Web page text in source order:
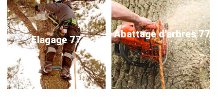
Elagage 77 Abattage d'arbres 77